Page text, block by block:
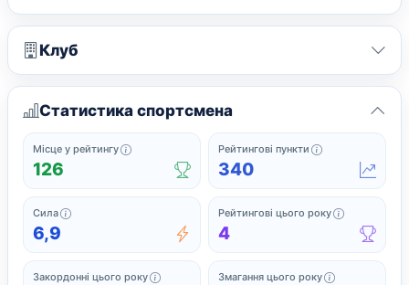
Клуб
Статистика спортсмена
Місце у рейтингу Офіційне місце у поточному рейтингу серед
126
Рейтингові пункти Поточні
340
Сила Сила підсумовує найсильніші нещодавні рейтингові
6,9
Рейтингові цього року Завершені
4
Закордонні цього року Закордонні змагання, у яких спортсмен грав
Змагання цього року Усі